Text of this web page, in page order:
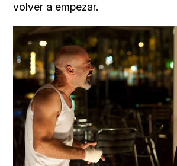
volver a empezar.